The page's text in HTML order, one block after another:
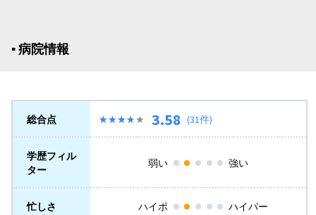
▪︎ 病院情報
総合点 ★★★★★
★★★★★ 3.58 (31件)
学歴フィル
ター
弱い 強い
忙しさ ハイポ ハイパー